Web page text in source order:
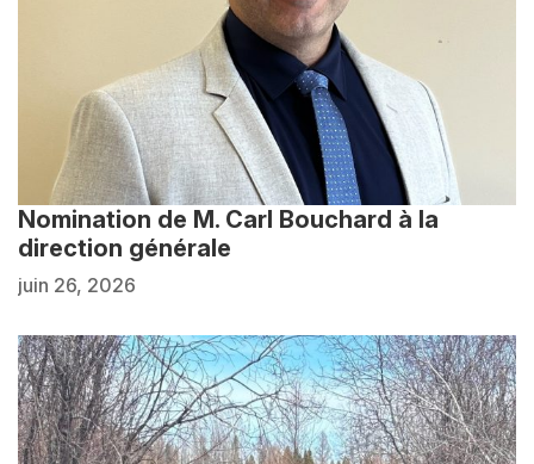
Nomination de M. Carl Bouchard à la
direction générale
juin 26, 2026